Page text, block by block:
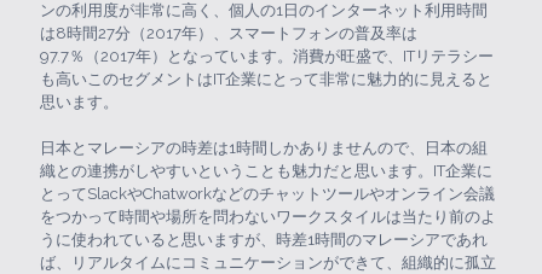
ンの利用度が非常に高く、個人の1日のインターネット利用時間
は8時間27分（2017年）、スマートフォンの普及率は
97.7％（2017年）となっています。消費が旺盛で、ITリテラシー
も高いこのセグメントはIT企業にとって非常に魅力的に見えると
思います。
日本とマレーシアの時差は1時間しかありませんので、日本の組
織との連携がしやすいということも魅力だと思います。IT企業に
とってSlackやChatworkなどのチャットツールやオンライン会議
をつかって時間や場所を問わないワークスタイルは当たり前のよ
うに使われていると思いますが、時差1時間のマレーシアであれ
ば、リアルタイムにコミュニケーションができて、組織的に孤立